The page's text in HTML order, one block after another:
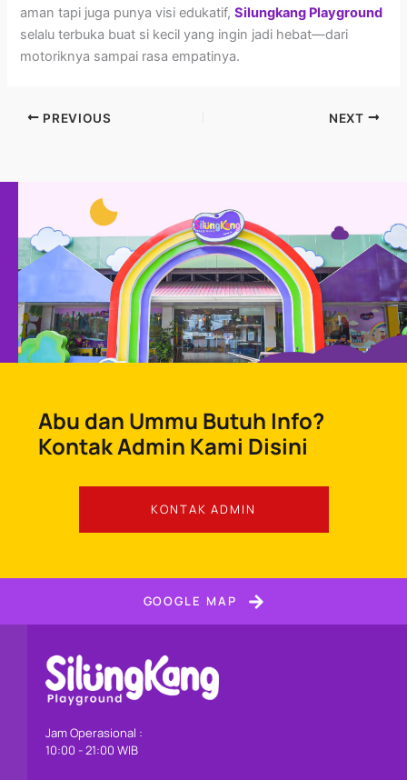
aman tapi juga punya visi edukatif,Silungkang Playground
selalu terbuka buat si kecil yang ingin jadi hebat—dari
motoriknya sampai rasa empatinya.
PREVIOUS NEXT
Abu dan Ummu Butuh Info?
Kontak Admin Kami Disini
KONTAK ADMIN
GOOGLE MAP
Jam Operasional :
10:00 - 21:00 WIB